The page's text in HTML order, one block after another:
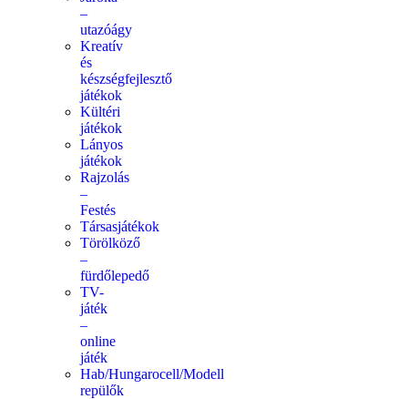
–
utazóágy
Kreatív
és
készségfejlesztő
játékok
Kültéri
játékok
Lányos
játékok
Rajzolás
–
Festés
Társasjátékok
Törölköző
–
fürdőlepedő
TV-
játék
–
online
játék
Hab/Hungarocell/Modell
repülők